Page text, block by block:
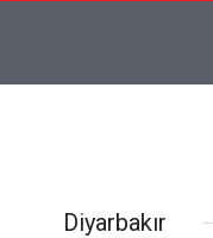
Diyarbakır